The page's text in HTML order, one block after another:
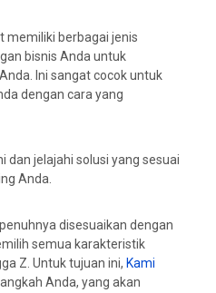
memiliki berbagai jenis
bisnis Anda untuk
Ini sangat cocok untuk
dengan cara yang
dan jelajahi solusi yang sesuai
Anda.
disesuaikan dengan
semua karakteristik
Z. Untuk tujuan ini, Kami
Anda, yang akan